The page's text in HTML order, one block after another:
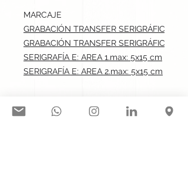
MARCAJE
GRABACIÓN TRANSFER SERIGRÁFICO:
GRABACIÓN TRANSFER SERIGRÁFICO:
SERIGRAFÍA E: AREA 1.max: 5x15 cm
SERIGRAFÍA E: AREA 2.max: 5x15 cm